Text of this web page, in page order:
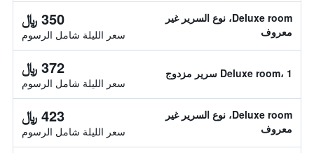
Deluxe room، نوع السرير غير
معروف
350 ﷼
سعر الليلة شامل الرسوم
Deluxe room، 1 سرير مزدوج 372 ﷼
سعر الليلة شامل الرسوم
Deluxe room، نوع السرير غير
معروف
423 ﷼
سعر الليلة شامل الرسوم